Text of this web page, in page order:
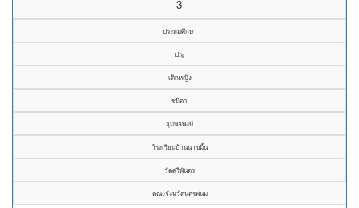
3
ประถมศึกษา
ป.๖
เด็กหญิง
ชนิตา
จุมพลพงษ์
โรงเรียนบ้านนาขมิ้น
วัดศรีพันดร
คณะจังหวัดนครพนม